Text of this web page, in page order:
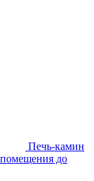
Печь-камин
до